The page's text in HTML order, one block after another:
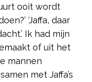
ooit wordt
‘Jaffa, daar
Ik had mijn
of uit het
mannen
met Jaffa’s